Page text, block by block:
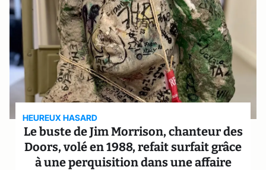
HEUREUX HASARD
Le buste de Jim Morrison, chanteur des
Doors, volé en 1988, refait surfait grâce
à une perquisition dans une affaire